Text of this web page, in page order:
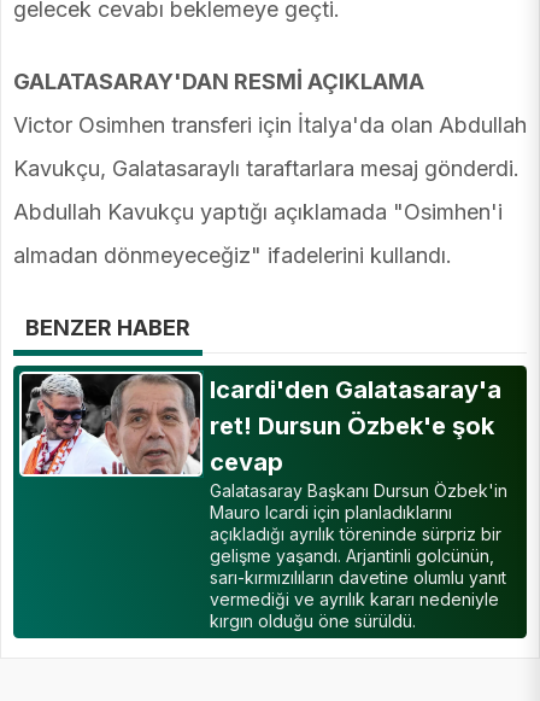
gelecek cevabı beklemeye geçti.
GALATASARAY'DAN RESMİ AÇIKLAMA
Victor Osimhen transferi için İtalya'da olan Abdullah
Kavukçu, Galatasaraylı taraftarlara mesaj gönderdi.
Abdullah Kavukçu yaptığı açıklamada "Osimhen'i
almadan dönmeyeceğiz" ifadelerini kullandı.
BENZER HABER
Icardi'den Galatasaray'a
ret! Dursun Özbek'e şok
cevap
Galatasaray Başkanı Dursun Özbek'in
Mauro Icardi için planladıklarını
açıkladığı ayrılık töreninde sürpriz bir
gelişme yaşandı. Arjantinli golcünün,
sarı-kırmızılıların davetine olumlu yanıt
vermediği ve ayrılık kararı nedeniyle
kırgın olduğu öne sürüldü.